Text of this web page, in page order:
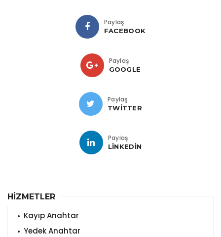
Paylaş
FACEBOOK
Paylaş
GOOGLE
Paylaş
TWITTER
Paylaş
LINKEDIN
HİZMETLER
Kayıp Anahtar
Yedek Anahtar